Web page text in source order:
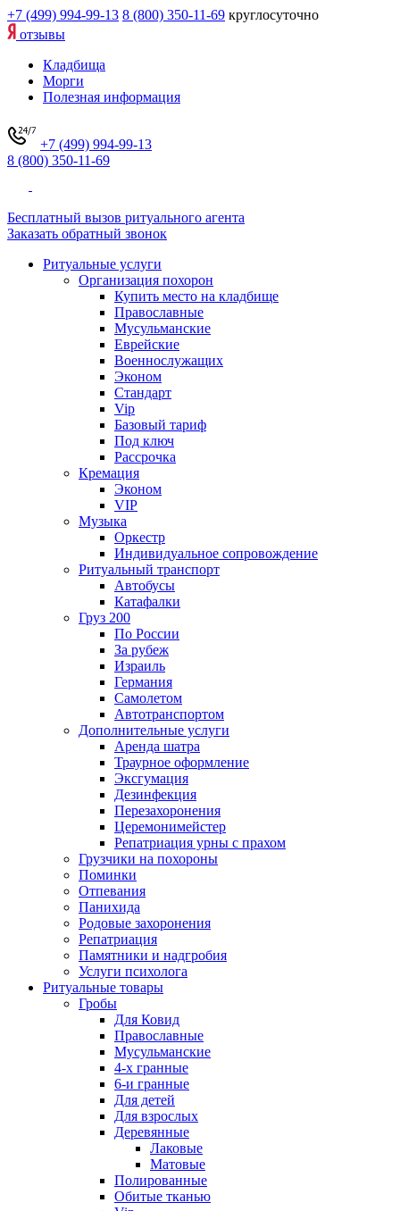
+7 (499) 994-99-13 8 (800) 350-11-69 круглосуточно
отзывы
Кладбища
Морги
Полезная информация
+7 (499) 994-99-13
8 (800) 350-11-69
Бесплатный вызов ритуального агента
Заказать обратный звонок
Ритуальные услуги
Организация похорон
Купить место на кладбище
Православные
Мусульманские
Еврейские
Военнослужащих
Эконом
Стандарт
Vip
Базовый тариф
Под ключ
Рассрочка
Кремация
Эконом
VIP
Музыка
Оркестр
Индивидуальное сопровождение
Ритуальный транспорт
Автобусы
Катафалки
Груз 200
По России
За рубеж
Израиль
Германия
Самолетом
Автотранспортом
Дополнительные услуги
Аренда шатра
Траурное оформление
Эксгумация
Дезинфекция
Перезахоронения
Церемонимейстер
Репатриация урны с прахом
Грузчики на похороны
Поминки
Отпевания
Панихида
Родовые захоронения
Репатриация
Памятники и надгробия
Услуги психолога
Ритуальные товары
Гробы
Для Ковид
Православные
Мусульманские
4-х гранные
6-и гранные
Для детей
Для взрослых
Деревянные
Лаковые
Матовые
Полированные
Обитые тканью